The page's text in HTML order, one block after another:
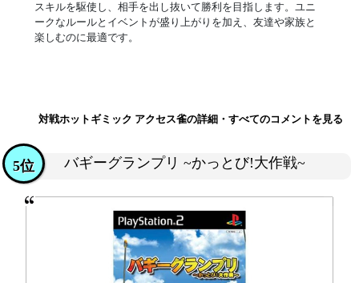
スキルを駆使し、相手を出し抜いて勝利を目指します。ユニ
ークなルールとイベントが盛り上がりを加え、友達や家族と
楽しむのに最適です。
対戦ホットギミック アクセス雀の詳細・すべてのコメントを見る
バギーグランプリ ~かっとび!大作戦~
5位